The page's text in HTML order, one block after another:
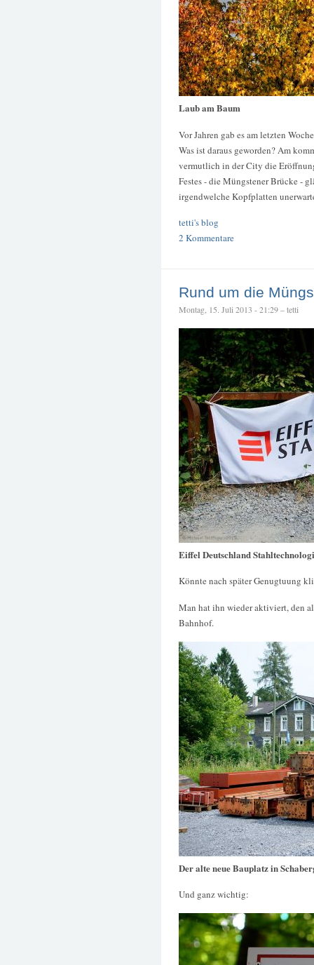
Laub am Baum
Vor Jahren gab es am letzten
Was ist daraus geworden? Am
vermutlich in der City die
Festes - die Müngstener Brücke -
irgendwelche Kopfplatten
tetti's blog
2 Kommentare
Rund um die
Montag, 15. Juli 2013 - 21:29 – tetti
Eiffel Deutschland
Könnte nach später Genugtuung
Man hat ihn wieder aktiviert, den
Bahnhof.
Der alte neue Bauplatz in
Und ganz wichtig: